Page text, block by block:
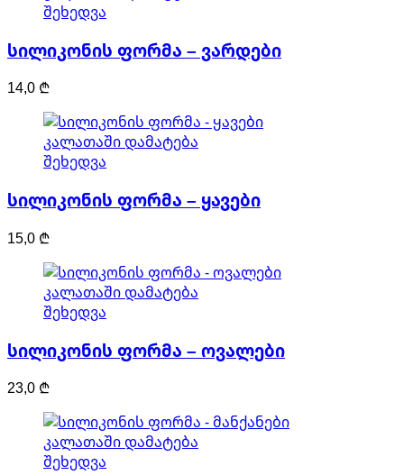
შეხედვა
სილიკონის ფორმა – ვარდები
14,0 ₾
კალათაში დამატება
შეხედვა
სილიკონის ფორმა – ყავები
15,0 ₾
კალათაში დამატება
შეხედვა
სილიკონის ფორმა – ოვალები
23,0 ₾
კალათაში დამატება
შეხედვა